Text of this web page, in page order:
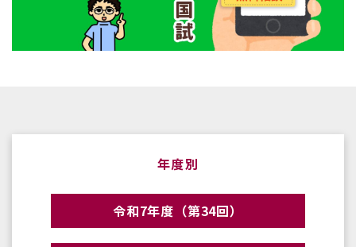
年度別
令和7年度（第34回）